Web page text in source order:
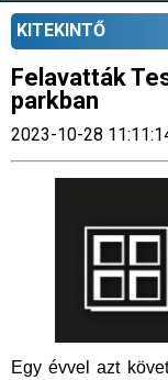
KITEKINTŐ
Felavatták
parkban
2023-10-28
Egy évvel azt